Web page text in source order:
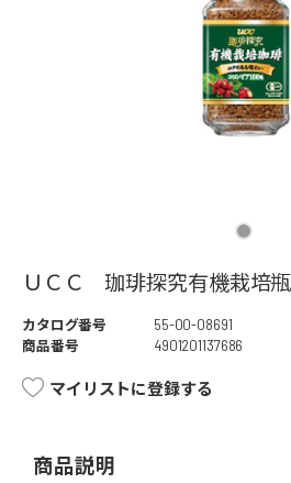
ＵＣＣ 珈琲探究有機栽培
カタログ番号
55-00-08691
商品番号
4901201137686
マイリストに登録する
商品説明